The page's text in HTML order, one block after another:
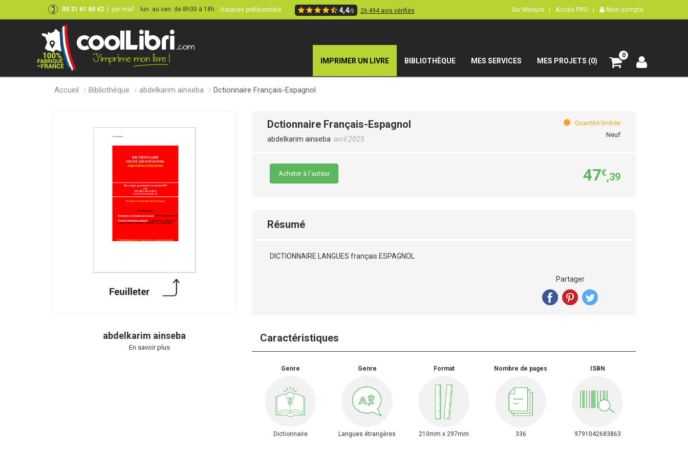
05 31 61 60 42 par mail lun. au ven. de 8h30 à 18h Horaires préférentiels 4,4/5 26 494 avis vérifiés Sur Mesure | Accès PRO | Mon compte
IMPRIMER UN LIVRE BIBLIOTHÈQUE MES SERVICES MES PROJETS (0)
0
Accueil Bibliothèque abdelkarim ainseba Dctionnaire Français-Espagnol
abdelkarim ainseba
En savoir plus
Dctionnaire Français-Espagnol
abdelkarim ainseba avril 2025
Quantité limitée
Neuf
Acheter à l’auteur 47€,39
Résumé
DICTIONNAIRE LANGUES français ESPAGNOL
Partager
Caractéristiques
Genre
Dictionnaire
Genre
Langues étrangères
Format
210mm x 297mm
Nombre de pages
336
ISBN
9791042683863